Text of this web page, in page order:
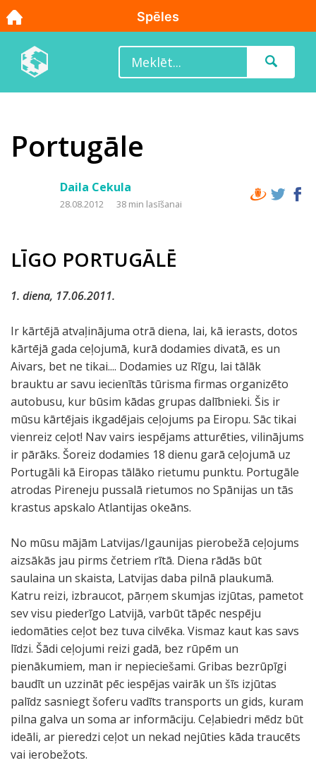
Portugāle
Daila Cekula
28.08.2012 38 min lasīšanai
LĪGO PORTUGĀLĒ
1. diena, 17.06.2011.
Ir kārtējā atvaļinājuma otrā diena, lai, kā ierasts, dotos
kārtējā gada ceļojumā, kurā dodamies divatā, es un
Aivars, bet ne tikai.... Dodamies uz Rīgu, lai tālāk
brauktu ar savu iecienītās tūrisma firmas organizēto
autobusu, kur būsim kādas grupas dalībnieki. Šis ir
mūsu kārtējais ikgadējais ceļojums pa Eiropu. Sāc tikai
vienreiz ceļot! Nav vairs iespējams atturēties, vilinājums
ir pārāks. Šoreiz dodamies 18 dienu garā ceļojumā uz
Portugāli kā Eiropas tālāko rietumu punktu. Portugāle
atrodas Pireneju pussalā rietumos no Spānijas un tās
krastus apskalo Atlantijas okeāns.
No mūsu mājām Latvijas/Igaunijas pierobežā ceļojums
aizsākās jau pirms četriem rītā. Diena rādās būt
saulaina un skaista, Latvijas daba pilnā plaukumā.
Katru reizi, izbraucot, pārņem skumjas izjūtas, pametot
sev visu piederīgo Latvijā, varbūt tāpēc nespēju
iedomāties ceļot bez tuva cilvēka. Vismaz kaut kas savs
līdzi. Šādi ceļojumi reizi gadā, bez rūpēm un
pienākumiem, man ir nepieciešami. Gribas bezrūpīgi
baudīt un uzzināt pēc iespējas vairāk un šīs izjūtas
palīdz sasniegt šoferu vadīts transports un gids, kuram
pilna galva un soma ar informāciju. Ceļabiedri mēdz būt
ideāli, ar pieredzi ceļot un nekad nejūties kāda traucēts
vai ierobežots.